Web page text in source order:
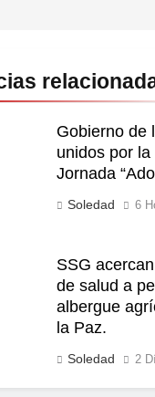
Gobierno de
unidos por
Jornada
Soledad 6
SSG
de salud a
albergue
la Paz.
Soledad 2